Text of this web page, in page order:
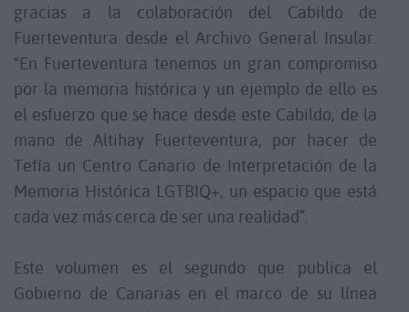
gracias a la colaboración del Cabildo de
Fuerteventura desde el Archivo General Insular.
“En Fuerteventura tenemos un gran compromiso
por la memoria histórica y un ejemplo de ello es
el esfuerzo que se hace desde este Cabildo, de la
mano de Altihay Fuerteventura, por hacer de
Tefía un Centro Canario de Interpretación de la
Memoria Histórica LGTBIQ+, un espacio que está
cada vez más cerca de ser una realidad”.
Este volumen es el segundo que publica el
Gobierno de Canarias en el marco de su línea